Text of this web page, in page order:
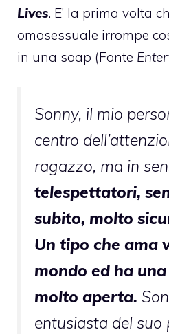
Lives. E’ la prima volta
omosessuale irrompe
in una soap (Fonte
Sonny, il mio
centro
ragazzo, ma in
telespettatori,
subito, molto
Un tipo che ama
mondo ed ha
molto aperta.
entusiasta del suo